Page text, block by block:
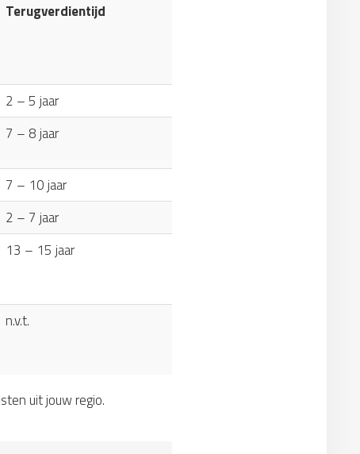
Terugverdientijd
2 – 5 jaar
7 – 8 jaar
7 – 10 jaar
2 – 7 jaar
13 – 15 jaar
n.v.t.
uit jouw regio.